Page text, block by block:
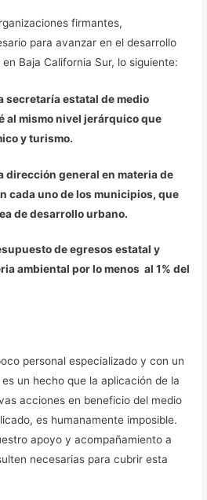
firmantes,
para avanzar en el desarrollo
Baja California Sur, lo siguiente:
secretaría estatal de medio
al mismo nivel jerárquico que
y turismo.
dirección general en materia de
cada uno de los municipios, que
de desarrollo urbano.
de egresos estatal y
ambiental por lo menos al 1% del
personal especializado y con un
un hecho que la aplicación de la
acciones en beneficio del medio
es humanamente imposible.
apoyo y acompañamiento a
necesarias para cubrir esta